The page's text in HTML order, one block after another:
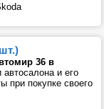
36 в
автосалона и его
при покупке своего